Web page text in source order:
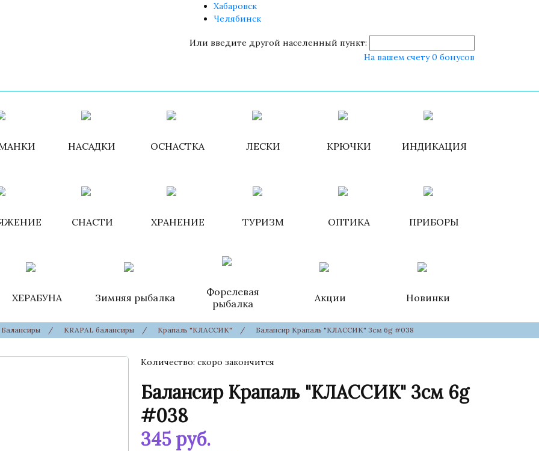
Хабаровск
Челябинск
Или введите другой населенный пункт:
На вашем счету 0 бонусов
НАСАДКИ ОСНАСТКА ЛЕСКИ КРЮЧКИ ИНДИКАЦИЯ
СНАСТИ ХРАНЕНИЕ ТУРИЗМ ОПТИКА ПРИБОРЫ
ХЕРАБУНА Зимняя рыбалка
Форелевая
рыбалка
Акции Новинки
Балансиры / KRAPAL балансиры / Крапаль "КЛАССИК" / Балансир Крапаль "КЛАССИК" 3см 6g #038
Количество скоро закончится
Балансир Крапаль "КЛАССИК" 3см 6g
#038
345 руб.